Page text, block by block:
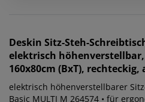
Deskin Sitz-Steh-
elektrisch höhenverstellbar,
160x80cm (BxT),
elektrisch höhenverstellbarer
Basic MULTI M 264574 • für